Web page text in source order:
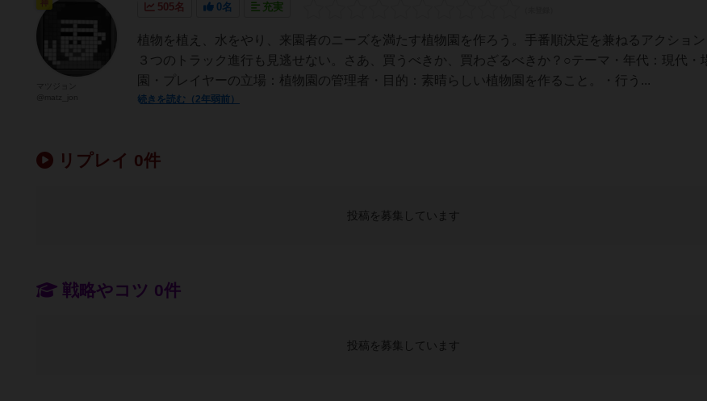
505名 0名 充実
植物を植え、水をやり、来園者のニーズを満たす植物園を作ろう。手番順決定を兼ねるアクション
３つのトラック進行も見逃せない。さあ、買うべきか、買わざるべきか？○テーマ・年代：現代・
園・プレイヤーの立場：植物園の管理者・目的：素晴らしい植物園を作ること。・行う...
続きを読む（2年弱前）
リプレイ 0件
投稿を募集しています
戦略やコツ 0件
投稿を募集しています